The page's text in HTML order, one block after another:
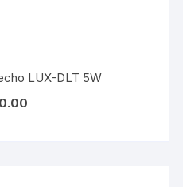
LUX-DLT 5W